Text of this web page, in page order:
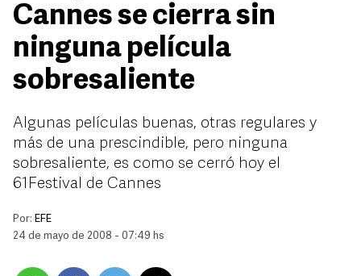
Cannes se cierra sin
ninguna película
sobresaliente
Algunas películas buenas, otras regulares y
más de una prescindible, pero ninguna
sobresaliente, es como se cerró hoy el
61Festival de Cannes
Por: EFE
24 de mayo de 2008 - 07:49 hs